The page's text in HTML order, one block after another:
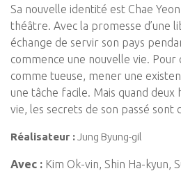
Sa nouvelle identité est Chae
théâtre. Avec la promesse d’une
échange de servir son pays
commence une nouvelle vie.
comme tueuse, mener une
une tâche facile. Mais quand
vie, les secrets de son passé sont
Réalisateur :Jung Byung-gil
Avec : Kim Ok-vin, Shin Ha-kyun,